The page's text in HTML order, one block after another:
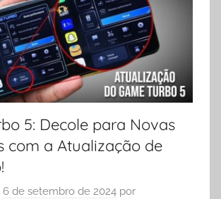
5: Decole para Novas
com a Atualização de
6 de setembro de 2024 por